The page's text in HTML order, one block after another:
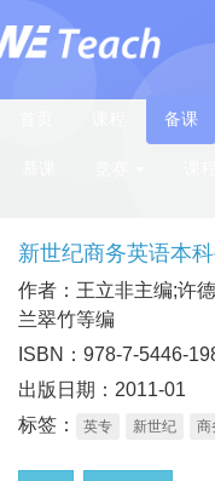
备课
新世纪商务英语本
作者：王立非主编;许
兰翠竹等编
ISBN：978-7-5446-
出版日期：2011-01
标签：
英专 新世纪 商